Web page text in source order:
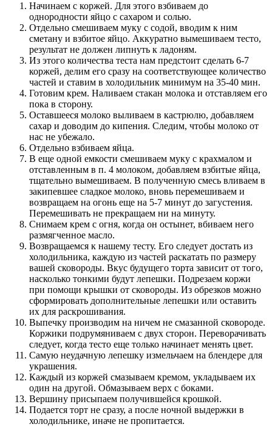
Начинаем с коржей. Для этого взбиваем до
однородности яйцо с сахаром и солью.
Отдельно смешиваем муку с содой, вводим к ним
сметану и взбитое яйцо. Аккуратно вымешиваем тесто,
результат не должен липнуть к ладоням.
Из этого количества теста нам предстоит сделать 6-7
коржей, делим его сразу на соответствующее количество
частей и ставим в холодильник минимум на 35-40 мин.
Готовим крем. Наливаем стакан молока и отставляем его
пока в сторону.
Оставшееся молоко выливаем в кастрюлю, добавляем
сахар и доводим до кипения. Следим, чтобы молоко от
нас не убежало.
Отдельно взбиваем яйца.
В еще одной емкости смешиваем муку с крахмалом и
отставленным в п. 4 молоком, добавляем взбитые яйца,
тщательно вымешиваем. В полученную смесь вливаем в
закипевшее сладкое молоко, вновь перемешиваем и
возвращаем на огонь еще на 5-7 минут до загустения.
Перемешивать не прекращаем ни на минуту.
Снимаем крем с огня, когда он остынет, вбиваем него
размягченное масло.
Возвращаемся к нашему тесту. Его следует достать из
холодильника, каждую из частей раскатать по размеру
вашей сковороды. Вкус будущего торта зависит от того,
насколько тонкими будут лепешки. Подрезаем коржи
при помощи крышки от сковороды. Из обрезков можно
сформировать дополнительные лепешки или оставить
их для раскрошивания.
Выпечку производим на ничем не смазанной сковороде.
Коржики подрумяниваем с двух сторон. Переворачивать
следует, когда тесто еще только начинает менять цвет.
Самую неудачную лепешку измельчаем на блендере для
украшения.
Каждый из коржей смазываем кремом, укладываем их
один на другой. Обмазываем верх с боками.
Вершину присыпаем получившейся крошкой.
Подается торт не сразу, а после ночной выдержки в
холодильнике, иначе не пропитается.